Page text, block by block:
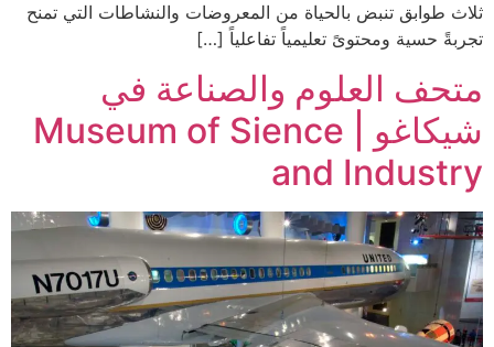
ثلاث طوابق تنبض بالحياة من المعروضات والنشاطات التي تمنح
تجربةً حسية ومحتوىً تعليمياً تفاعلياً […]
متحف العلوم والصناعة في
شيكاغو | Museum of Sience
and Industry